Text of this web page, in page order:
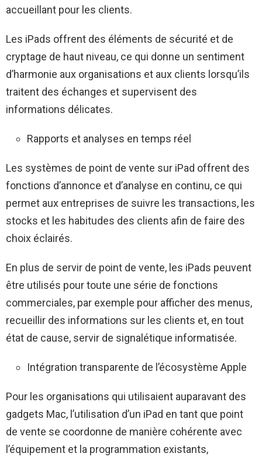
accueillant pour les clients.
Les iPads offrent des éléments de sécurité et de
cryptage de haut niveau, ce qui donne un sentiment
d’harmonie aux organisations et aux clients lorsqu’ils
traitent des échanges et supervisent des
informations délicates.
Rapports et analyses en temps réel
Les systèmes de point de vente sur iPad offrent des
fonctions d’annonce et d’analyse en continu, ce qui
permet aux entreprises de suivre les transactions, les
stocks et les habitudes des clients afin de faire des
choix éclairés.
En plus de servir de point de vente, les iPads peuvent
être utilisés pour toute une série de fonctions
commerciales, par exemple pour afficher des menus,
recueillir des informations sur les clients et, en tout
état de cause, servir de signalétique informatisée.
Intégration transparente de l’écosystème Apple
Pour les organisations qui utilisaient auparavant des
gadgets Mac, l’utilisation d’un iPad en tant que point
de vente se coordonne de manière cohérente avec
l’équipement et la programmation existants,